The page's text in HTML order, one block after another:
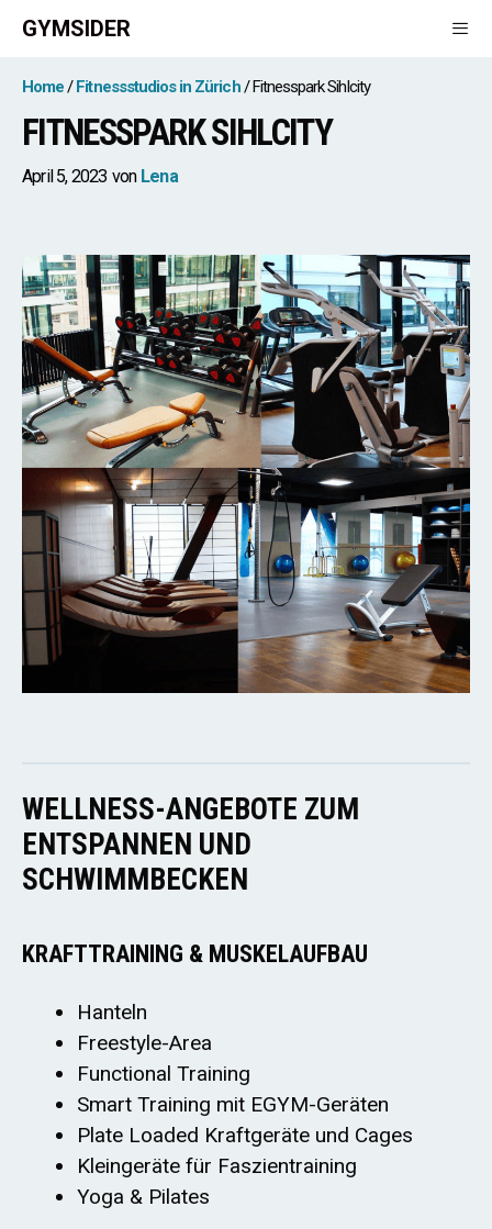
Zum
Inhalt
springen
GYMSIDER
Home Fitnessstudios in Zürich Fitnesspark Sihlcity
FITNESSPARK SIHLCITY
April 5, 2023 von Lena
WELLNESS-ANGEBOTE ZUM
ENTSPANNEN UND
SCHWIMMBECKEN
KRAFTTRAINING & MUSKELAUFBAU
Hanteln
Freestyle-Area
Functional Training
Smart Training mit EGYM-Geräten
Plate Loaded Kraftgeräte und Cages
Kleingeräte für Faszientraining
Yoga & Pilates